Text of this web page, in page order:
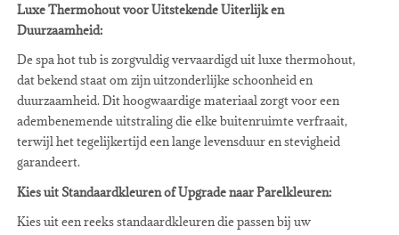
Luxe Thermohout voor Uitstekende Uiterlijk en
Duurzaamheid:
De spa hot tub is zorgvuldig vervaardigd uit luxe thermohout,
dat bekend staat om zijn uitzonderlijke schoonheid en
duurzaamheid. Dit hoogwaardige materiaal zorgt voor een
adembenemende uitstraling die elke buitenruimte verfraait,
terwijl het tegelijkertijd een lange levensduur en stevigheid
garandeert.
Kies uit Standaardkleuren of Upgrade naar Parelkleuren:
Kies uit een reeks standaardkleuren die passen bij uw